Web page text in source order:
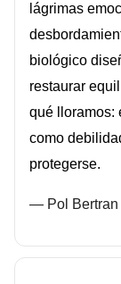
lágrimas
biológico
restaurar
qué lloramos:
como
protegerse.
— Pol Bertran